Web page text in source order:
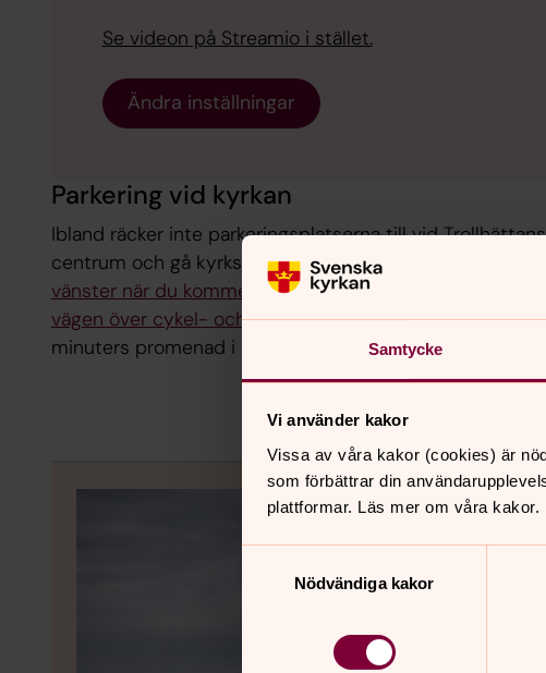
Samtycke
Vi använder kakor
Vissa av våra kakor (cookies) är
som förbättrar din
plattformar. Läs mer om våra kakor.
Nödvändiga kakor
Se videon på Streamio i stället.
Ändra inställningar
Parkering vid kyrkan
Ibland räcker inte parkeringsplatserna till vid
centrum och gå kyrkstigen utmed kanalen.
vänster när du kommer från centrum.
vägen över cykel- och gångbron Olidebron till
minuters promenad i båda fallen.